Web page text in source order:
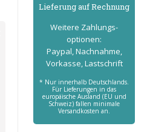
Lieferung auf Rechnung
Weitere Zahlungs­
optionen:
Paypal, Nachnahme,
Vorkasse, Lastschrift
* Nur innerhalb Deutschlands.
Für Lieferungen in das
europäische Ausland (EU und
Schweiz) fallen minimale
Versandkosten an.